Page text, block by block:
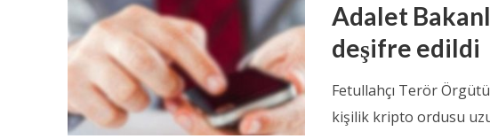
Adalet
deşifre edildi
Fetullahçı Terör
kişilik kripto ordusu